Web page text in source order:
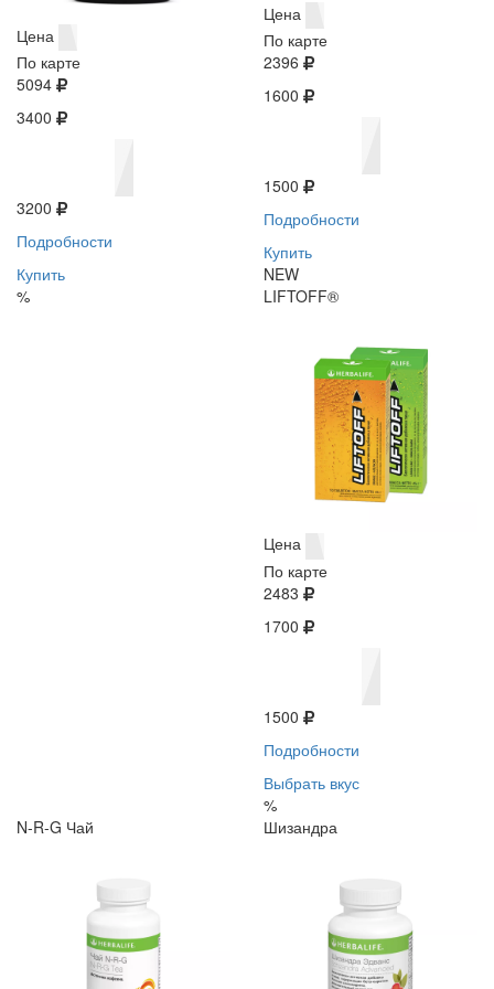
Цена
По карте
5094
3400
3200
Подробности
Купить
%
Цена
По карте
2396
1600
1500
Подробности
Купить
NEW
LIFTOFF®
Цена
По карте
2483
1700
1500
Подробности
Выбрать вкус
%
N-R-G Чай
Шизандра